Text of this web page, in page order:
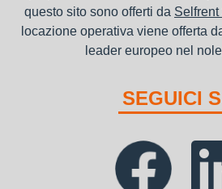
questo sito sono offerti da Selfrent
locazione operativa viene offerta
leader europeo nel
SEGUICI